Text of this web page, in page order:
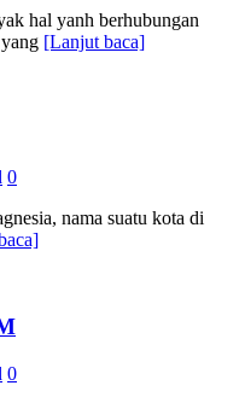
hal yanh berhubungan
[Lanjut baca]
0
nama suatu kota di
0